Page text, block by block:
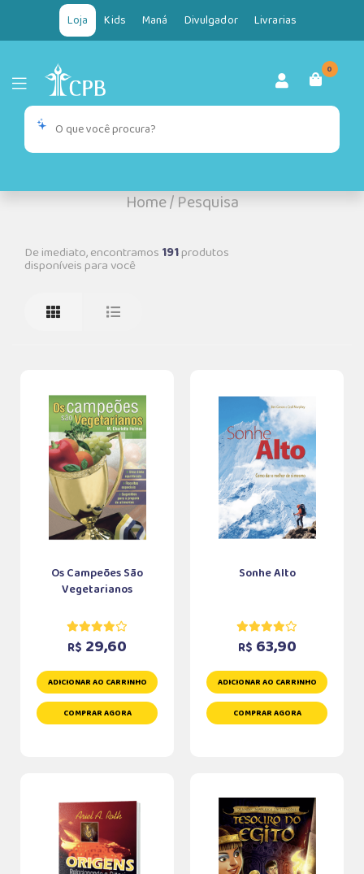
Loja Kids Maná Divulgador Livrarias
0
Home/Pesquisa
De imediato, encontramos 191produtos
disponíveis para você
Os Campeões São
Vegetarianos
R$ 29,60
ADICIONAR AO CARRINHO
COMPRAR AGORA
Sonhe Alto
R$ 63,90
ADICIONAR AO CARRINHO
COMPRAR AGORA